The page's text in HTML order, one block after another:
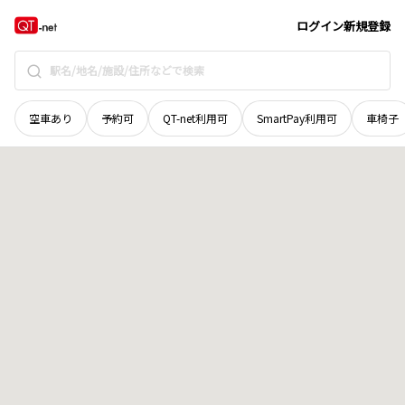
ログイン新規登録
空車あり 予約可 QT-net利用可 SmartPay利用可 車椅子
石川県